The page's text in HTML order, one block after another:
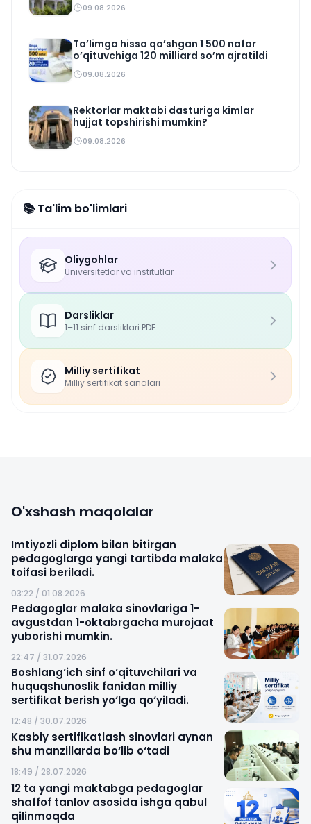
09.08.2026
Ta’limga hissa qo’shgan 1 500 nafar
o’qituvchiga 120 milliard so’m ajratildi
09.08.2026
Rektorlar maktabi dasturiga kimlar
hujjat topshirishi mumkin?
09.08.2026
📚 Ta'lim bo'limlari
Oliygohlar
Universitetlar va institutlar
Darsliklar
1–11 sinf darsliklari PDF
Milliy sertifikat
Milliy sertifikat sanalari
O'xshash maqolalar
Imtiyozli diplom bilan bitirgan
pedagoglarga yangi tartibda malaka
toifasi beriladi.
03:22 / 01.08.2026
Pedagoglar malaka sinovlariga 1-
avgustdan 1-oktabrgacha murojaat
yuborishi mumkin.
22:47 / 31.07.2026
Boshlang‘ich sinf o‘qituvchilari va
huquqshunoslik fanidan milliy
sertifikat berish yo‘lga qo‘yiladi.
12:48 / 30.07.2026
Kasbiy sertifikatlash sinovlari aynan
shu manzillarda bo‘lib o‘tadi
18:49 / 28.07.2026
12 ta yangi maktabga pedagoglar
shaffof tanlov asosida ishga qabul
qilinmoqda